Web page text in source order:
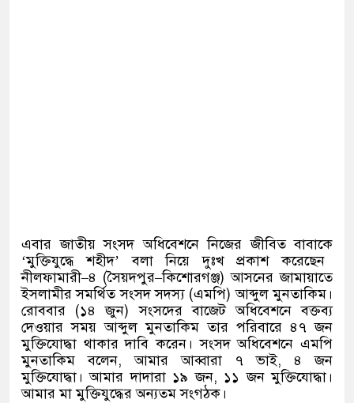
এবার জাতীয় সংসদ অধিবেশনে নিজের জীবিত বাবাকে
‘মুক্তিযুদ্ধে শহীদ’বলা নিয়ে দুঃখ প্রকাশ করেছেন
নীলফামারী–৪ (সৈয়দপুর–কিশোরগঞ্জ)আসনের জামায়াতে
ইসলামীর সমর্থিত সংসদ সদস্য (এমপি)আব্দুল মুনতাকিম।
রোববার (১৪ জুন)সংসদের বাজেট অধিবেশনে বক্তব্য
দেওয়ার সময় আব্দুল মুনতাকিম তার পরিবারে ৪৭ জন
মুক্তিযোদ্ধা থাকার দাবি করেন। সংসদ অধিবেশনে এমপি
মুনতাকিম বলেন,আমার আব্বারা ৭ ভাই, ৪ জন
মুক্তিযোদ্ধা। আমার দাদারা ১৯ জন, ১১ জন মুক্তিযোদ্ধা।
আমার মা মুক্তিযুদ্ধের অন্যতম সংগঠক।